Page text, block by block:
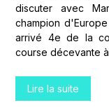
discuter avec
champion
arrivé 4e de la
course décevante
Lire la suite